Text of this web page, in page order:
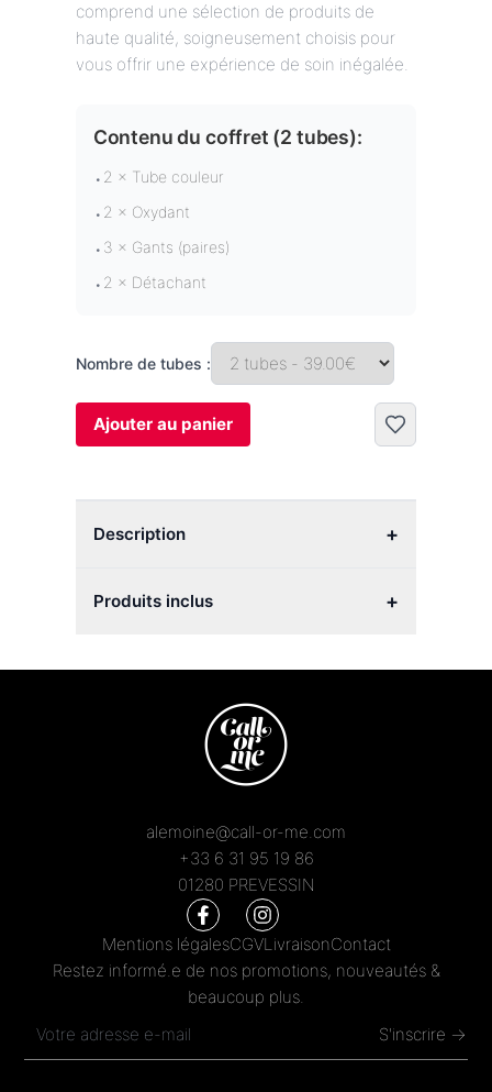
comprend une sélection de produits de
haute qualité, soigneusement choisis pour
vous offrir une expérience de soin inégalée.
Contenu du coffret (2 tubes):
• 2 × Tube couleur
• 2 × Oxydant
• 3 × Gants (paires)
• 2 × Détachant
Nombre de tubes :
Ajouter au panier
Description +
Produits inclus +
alemoine@call-or-me.com
+33 6 31 95 19 86
01280 PREVESSIN
Mentions légalesCGVLivraisonContact
Restez informé.e de nos promotions, nouveautés &
beaucoup plus.
S'inscrire →